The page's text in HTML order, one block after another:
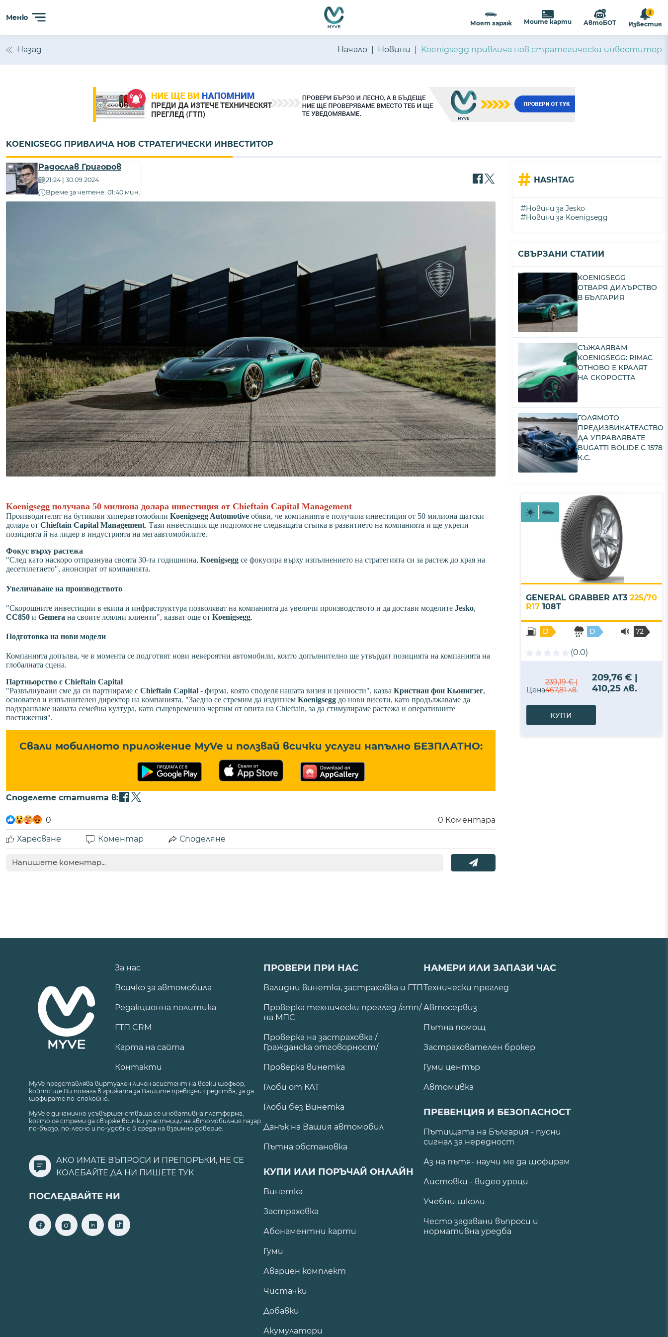
Меню
Моят гараж Моите карти АвтоБОТ
2
Известия
Назад Начало Новини Koenigsegg привлича нов стратегически инвеститор
KOENIGSEGG ПРИВЛИЧА НОВ СТРАТЕГИЧЕСКИ ИНВЕСТИТОР
Радослав Григоров
21:24 | 30.09.2024
Време за четене: 01:40 мин.
Koenigsegg получава 50 милиона долара инвестиция от Chieftain Capital Management
Производителят на бутикови хиперавтомобили Koenigsegg Automotive обяви, че компанията е получила инвестиция от 50 милиона щатски
долара от Chieftain Capital Management. Тази инвестиция ще подпомогне следващата стъпка в развитието на компанията и ще укрепи
позицията й на лидер в индустрията на мегаавтомобилите.
Фокус върху растежа
"След като наскоро отпразнува своята 30-та годишнина, Koenigsegg се фокусира върху изпълнението на стратегията си за растеж до края на
десетилетието", анонсират от компанията.
Увеличаване на производството
"Скорошните инвестиции в екипа и инфраструктура позволяват на компанията да увеличи производството и да достави моделите Jesko,
CC850 и Gemera на своите лоялни клиенти", казват още от Koenigsegg.
Подготовка на нови модели
Компанията допълва, че в момента се подготвят нови невероятни автомобили, които допълнително ще утвърдят позицията на компанията на
глобалната сцена.
Партньорство с Chieftain Capital
"Развълнувани сме да си партнираме с Chieftain Capital - фирма, която споделя нашата визия и ценности", казва Кристиан фон Кьонигзег,
основател и изпълнителен директор на компанията. "Заедно се стремим да издигнем Koenigsegg до нови висоти, като продължаваме да
подхранваме нашата семейна култура, като същевременно черпим от опита на Chieftain, за да стимулираме растежа и оперативните
постижения".
Свали мобилното приложение MyVe и ползвай всички услуги напълно БЕЗПЛАТНО:
Споделете статията в:
0 0 Коментара
Харесване
Коментар Споделяне
# HASHTAG
#Новини за Jesko
#Новини за Koenigsegg
СВЪРЗАНИ СТАТИИ
KOENIGSEGG
ОТВАРЯ ДИЛЪРСТВО
В БЪЛГАРИЯ
СЪЖАЛЯВАМ
KOENIGSEGG: RIMAC
ОТНОВО Е КРАЛЯТ
НА СКОРОСТТА
ГОЛЯМОТО
ПРЕДИЗВИКАТЕЛСТВО
ДА УПРАВЛЯВАТЕ
BUGATTI BOLIDE С 1578
К.С.
GENERAL GRABBER AT3 225/70
R17 108T
D D
72
(0.0)
Цена
239,19 € |
467,81 лв.
209,76 € |
410,25 лв.
КУПИ
За нас
Всичко за автомобила
Редакционна политика
ГТП CRM
Карта на сайта
Контакти
MyVe представлява виртуален личен асистент на всеки шофьор,
който ще Ви помага в грижата за Вашите превозни средства, за да
шофирате по-спокойно.
MyVe е динамично усъвършенстваща се иновативна платформа,
която се стреми да свърже всички участници на автомобилния пазар
по-бързо, по-лесно и по-удобно в среда на взаимно доверие.
АКО ИМАТЕ ВЪПРОСИ И ПРЕПОРЪКИ, НЕ СЕ
КОЛЕБАЙТЕ ДА НИ ПИШЕТЕ ТУК
ПОСЛЕДВАЙТЕ НИ
ПРОВЕРИ ПРИ НАС
Валидни винетка, застраховка и ГТП
Проверка технически преглед /гтп/
на МПС
Проверка на застраховка /
Гражданска отговорност/
Проверка винетка
Глоби от КАТ
Глоби без Винетка
Данък на Вашия автомобил
Пътна обстановка
КУПИ ИЛИ ПОРЪЧАЙ ОНЛАЙН
Винетка
Застраховка
Абонаментни карти
Гуми
Авариен комплект
Чистачки
Добавки
Акумулатори
НАМЕРИ ИЛИ ЗАПАЗИ ЧАС
Технически преглед
Автосервиз
Пътна помощ
Застрахователен брокер
Гуми център
Автомивка
ПРЕВЕНЦИЯ И БЕЗОПАСНОСТ
Пътищата на България - пусни
сигнал за нередност
Аз на пътя- научи ме да шофирам
Листовки - видео уроци
Учебни школи
Често задавани въпроси и
нормативна уредба